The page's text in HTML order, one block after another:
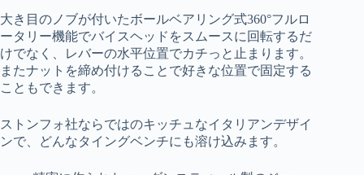
大き目のノブが付いたボールベアリング式360°フルロ
ータリー機能でバイスヘッドをスムースに回転するだ
けでなく、レバーの水平位置でカチっと止まります。
またナットを締め付けることで好きな位置で固定する
こともできます。
ストンフォ社ならではのキッチュなイタリアンデザイ
ンで、どんなタイングベンチにも溶け込みます。